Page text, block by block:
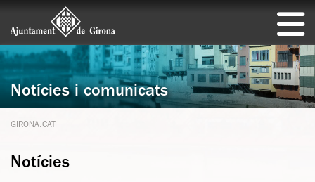
Notícies i comunicats
GIRONA.CAT
Notícies